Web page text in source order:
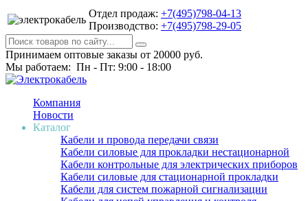
Отдел продаж: +7(495)798-04-13
Производство: +7(495)798-29-05
Принимаем оптовые заказы от 20000 руб.
Мы работаем: Пн - Пт: 9:00 - 18:00
Компания
Новости
Каталог
Кабели и провода передачи связи
Кабели силовые для прокладки нестационарной
Кабели контрольные для электрических приборов
Кабели силовые для стационарной прокладки
Кабели для систем пожарной сигнализации